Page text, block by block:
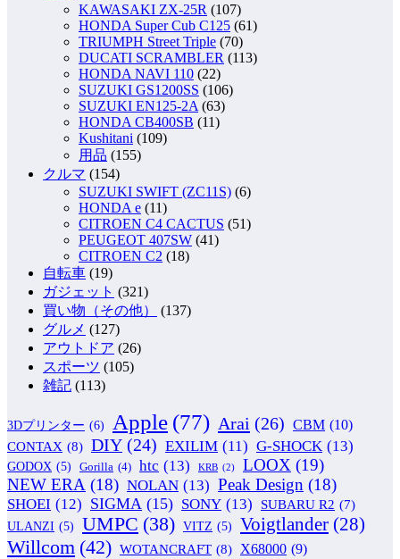
KAWASAKI ZX-25R (107)
HONDA Super Cub C125 (61)
TRIUMPH Street Triple (70)
DUCATI SCRAMBLER (113)
HONDA NAVI 110 (22)
SUZUKI GS1200SS (106)
SUZUKI EN125-2A (63)
HONDA CB400SB (11)
Kushitani (109)
用品 (155)
クルマ (154)
SUZUKI SWIFT (ZC11S) (6)
HONDA e (11)
CITROEN C4 CACTUS (51)
PEUGEOT 407SW (41)
CITROEN C2 (18)
自転車 (19)
ガジェット (321)
買い物（その他）
(137)
グルメ (127)
アウトドア (26)
スポーツ (105)
雑記 (113)
3Dプリンター (6) Apple (77) Arai (26) CBM (10)
CONTAX (8) DIY (24) EXILIM (11) G-SHOCK (13)
GODOX (5) Gorilla (4) htc (13) KRB (2) LOOX (19)
NEW ERA (18) NOLAN (13) Peak Design (18)
SHOEI (12) SIGMA (15) SONY (13) SUBARU R2 (7)
ULANZI (5) UMPC (38) VITZ (5) Voigtlander (28)
Willcom (42) WOTANCRAFT (8) X68000 (9)